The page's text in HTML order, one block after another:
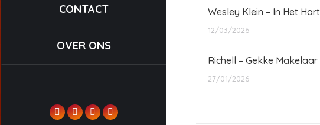
CONTACT
OVER ONS
Facebook
X Instagram
YouTube
Wesley Klein – In Het
12/03/2026
Richell – Gekke Makelaar
27/01/2026